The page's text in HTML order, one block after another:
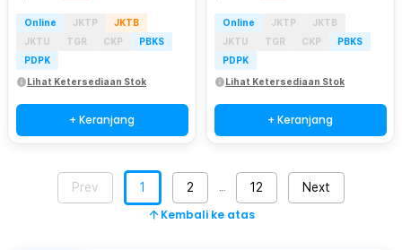
Online JKTP
JKTB
JKTU
TGR CKP
PBKS
PDPK
Lihat Ketersediaan Stok
+ Keranjang
Online JKTP
JKTB
JKTU
TGR CKP
PBKS
PDPK
Lihat Ketersediaan Stok
+ Keranjang
Prev 1 2 12 Next
Kembali ke atas